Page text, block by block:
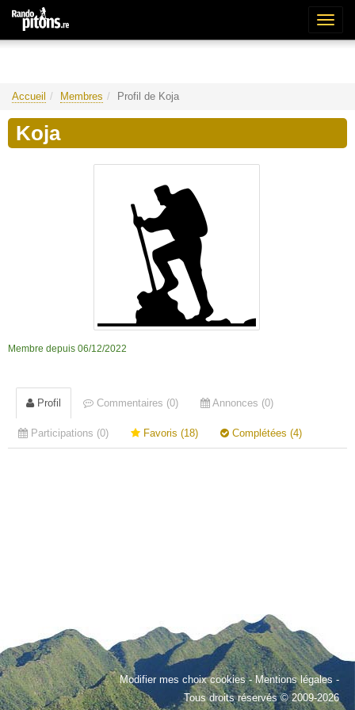
Accueil Membres Profil de Koja
Koja
Membre depuis 06/12/2022
Profil Commentaires (0) Annonces (0)
Participations (0) Favoris (18) Complétées (4)
Modifier mes choix cookies-Mentions légales -
Tous droits réservés © 2009-2026